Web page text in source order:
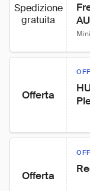
Spedizione
gratuita
Offerta
Offerta